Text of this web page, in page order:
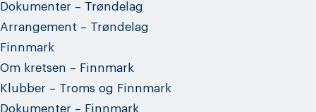
Dokumenter – Trøndelag
Arrangement – Trøndelag
Finnmark
Om kretsen – Finnmark
Klubber – Troms og Finnmark
Dokumenter – Finnmark